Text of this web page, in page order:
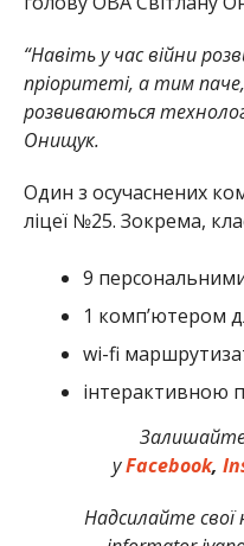
“Навіть у час війни
пріоритеті, а тим
розвиваються
Онищук.
Один з осучаснених
ліцеї №25. Зокрема,
9
1 комп’ютером
wi-fi
інтерактивною
уFacebook,
Надсилайте